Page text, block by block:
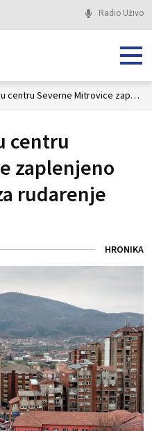
Radio Uživo
U privatnoj kući u centru Severne Mitrovice zaplenjeno oružje i oprema za rudarenje kriptovaluta
centru
zaplenjeno
rudarenje
HRONIKA